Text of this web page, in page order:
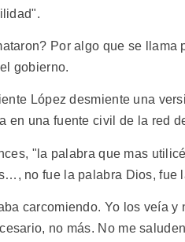
Por algo que se
gobierno.
López desmiente una
en una fuente civil de la red
"la palabra que mas
no fue la palabra Dios, fue
carcomiendo. Yo los veía
no más. No me